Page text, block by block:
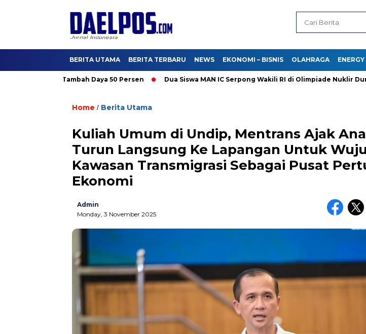
BERITA UTAMA BERITA TERBARU NEWS EKONOMI – BISNIS OLAHRAGA ENERGY
Promo Tambah Daya 50 Persen Dua Siswa MAN IC Serpong Wakili RI di Olimpiade Nuklir Dunia
Home / Berita Utama
Kuliah Umum di Undip, Mentrans Ajak
Turun Langsung Ke Lapangan Untuk
Kawasan Transmigrasi Sebagai Pusat
Ekonomi
Admin
Monday, 3 November 2025